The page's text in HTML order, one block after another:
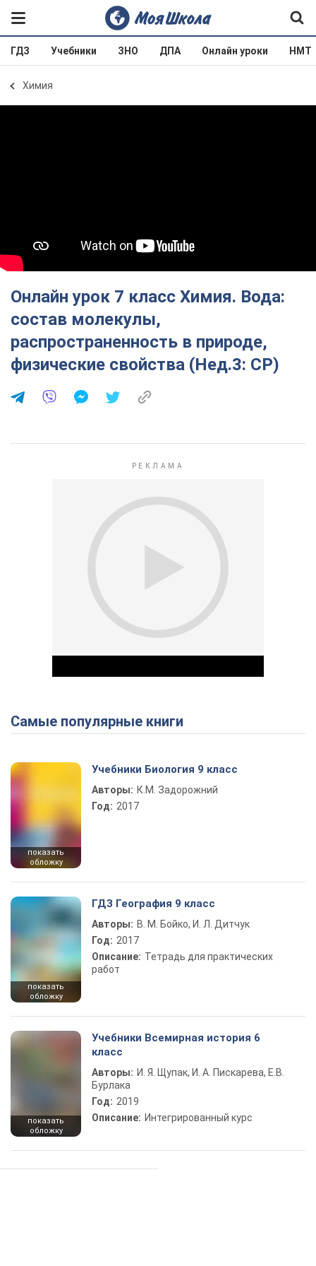
ГДЗ Учебники ЗНО ДПА Онлайн уроки НМТ
Химия
Онлайн урок 7 класс Химия. Вода:
состав молекулы,
распространенность в природе,
физические свойства (Нед.3: СР)
Play Video
Самые популярные книги
показать
обложку
Учебники Биология 9 класс
Авторы: К.М. Задорожний
Год: 2017
показать
обложку
ГДЗ География 9 класс
Авторы: В. М. Бойко, И. Л. Дитчук
Год: 2017
Описание: Тетрадь для практических
работ
показать
обложку
Учебники Всемирная история 6
класс
Авторы: И. Я. Щупак, И. А. Пискарева, Е.В.
Бурлака
Год: 2019
Описание: Интегрированный курс